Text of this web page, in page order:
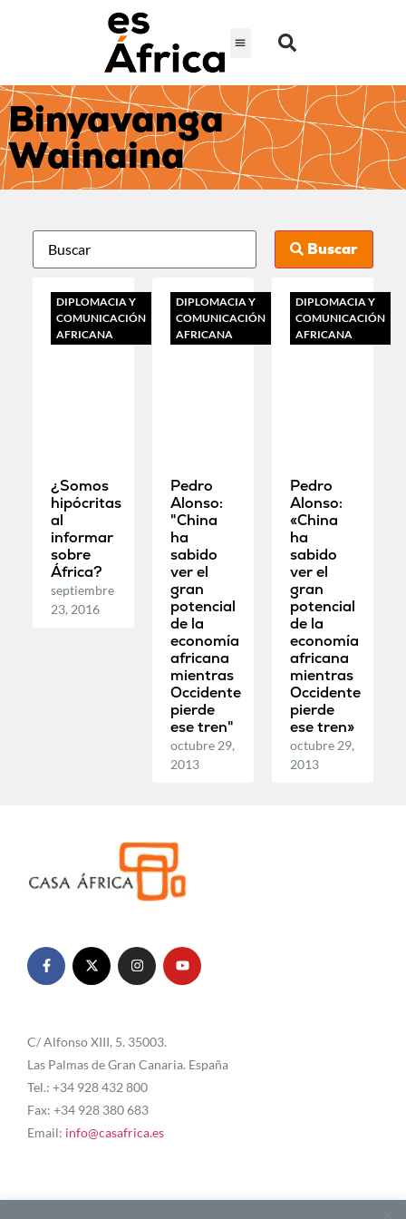
Binyavanga
Wainaina
Buscar
DIPLOMACIA Y
COMUNICACIÓN
AFRICANA
¿Somos
hipócritas
al
informar
sobre
África?
septiembre
23, 2016
DIPLOMACIA Y
COMUNICACIÓN
AFRICANA
Pedro
Alonso:
"China
ha
sabido
ver el
gran
potencial
de la
economía
africana
mientras
Occidente
pierde
ese tren"
octubre 29,
2013
DIPLOMACIA Y
COMUNICACIÓN
AFRICANA
Pedro
Alonso:
«China
ha
sabido
ver el
gran
potencial
de la
economía
africana
mientras
Occidente
pierde
ese tren»
octubre 29,
2013
C/ Alfonso XIII, 5. 35003.
Las Palmas de Gran Canaria. España
Tel.: +34 928 432 800
Fax: +34 928 380 683
Email: info@casafrica.es